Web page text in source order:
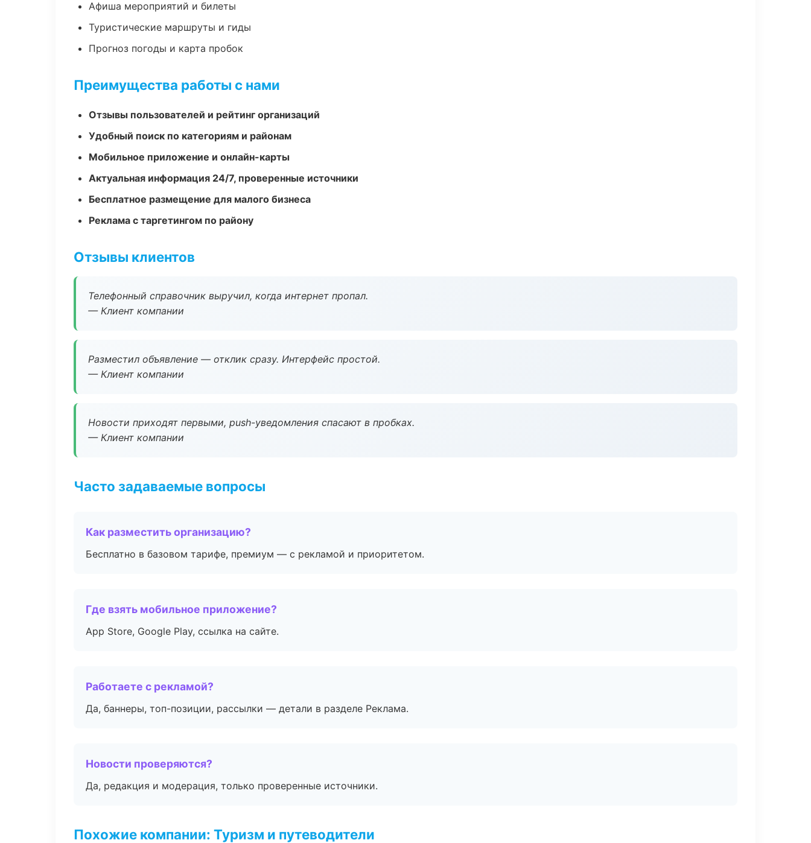
Афиша мероприятий и билеты
Туристические маршруты и гиды
Прогноз погоды и карта пробок
Преимущества работы с нами
Отзывы пользователей и рейтинг организаций
Удобный поиск по категориям и районам
Мобильное приложение и онлайн-карты
Актуальная информация 24/7, проверенные источники
Бесплатное размещение для малого бизнеса
Реклама с таргетингом по району
Отзывы клиентов
Телефонный справочник выручил, когда интернет пропал.
— Клиент компании
Разместил объявление — отклик сразу. Интерфейс простой.
— Клиент компании
Новости приходят первыми, push-уведомления спасают в пробках.
— Клиент компании
Часто задаваемые вопросы
Как разместить организацию?
Бесплатно в базовом тарифе, премиум — с рекламой и приоритетом.
Где взять мобильное приложение?
App Store, Google Play, ссылка на сайте.
Работаете с рекламой?
Да, баннеры, топ-позиции, рассылки — детали в разделе Реклама.
Новости проверяются?
Да, редакция и модерация, только проверенные источники.
Похожие компании: Туризм и путеводители